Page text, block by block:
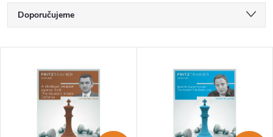
Ř
a
Doporučujeme
Nejprodávanější